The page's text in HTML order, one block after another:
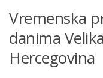
Vremenska
danima
Hercegovina